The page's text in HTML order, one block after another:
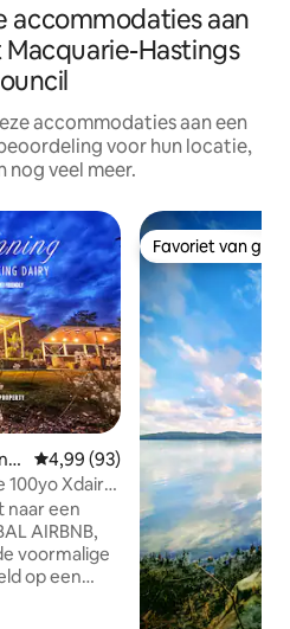
accommodaties aan
Hastings
accommodaties aan een
voor hun locatie,
nog veel meer.
Gemiddelde beoordeling van
4,99 (93)
100yo Xdairy
naar een
AIRBNB,
voormalige
op een
Favoriet van
Favoriet van